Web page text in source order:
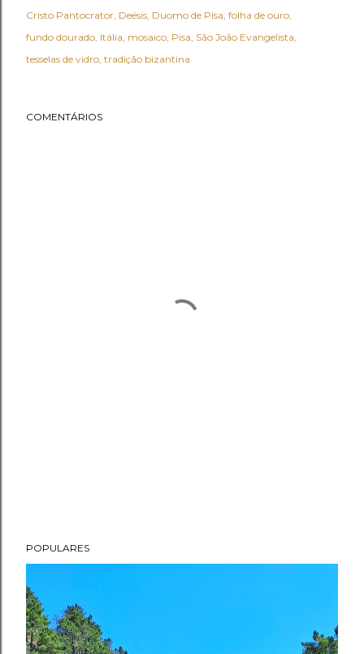
Cristo Pantocrator Deësis Duomo de Pisa folha de ouro
fundo dourado Itália mosaico Pisa São João Evangelista
tesselas de vidro tradição bizantina
COMENTÁRIOS
POPULARES